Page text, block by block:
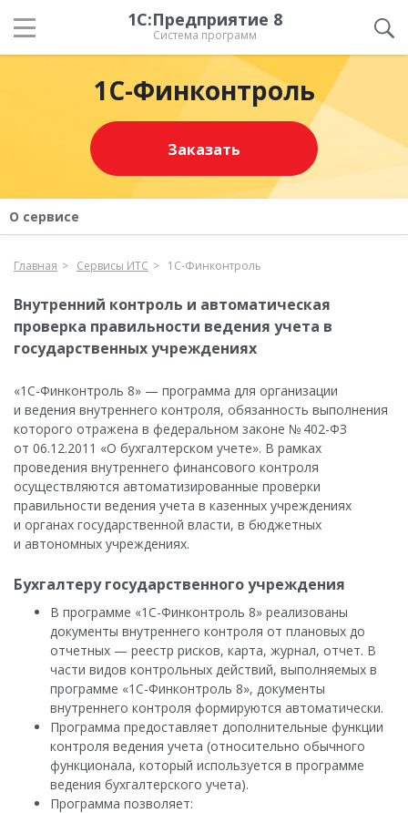
1С:Предприятие 8
Система программ
1С-Финконтроль
Заказать
О сервисе
Главная Сервисы ИТС 1С-Финконтроль
Внутренний контроль и автоматическая
проверка правильности ведения учета в
государственных учреждениях
«1С-Финконтроль 8» — программа для организации
и ведения внутреннего контроля, обязанность выполнения
которого отражена в федеральном законе № 402-ФЗ
от 06.12.2011 «О бухгалтерском учете». В рамках
проведения внутреннего финансового контроля
осуществляются автоматизированные проверки
правильности ведения учета в казенных учреждениях
и органах государственной власти, в бюджетных
и автономных учреждениях.
Бухгалтеру государственного учреждения
В программе «1С-Финконтроль 8» реализованы
документы внутреннего контроля от плановых до
отчетных — реестр рисков, карта, журнал, отчет. В
части видов контрольных действий, выполняемых в
программе «1С-Финконтроль 8», документы
внутреннего контроля формируются автоматически.
Программа предоставляет дополнительные функции
контроля ведения учета (относительно обычного
функционала, который используется в программе
ведения бухгалтерского учета).
Программа позволяет: